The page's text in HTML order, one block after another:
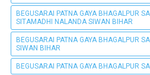
BEGUSARAI PATNA GAYA BHAGALPUR
SITAMADHI NALANDA SIWAN BIHAR
BEGUSARAI PATNA GAYA BHAGALPUR
SIWAN BIHAR
BEGUSARAI PATNA GAYA BHAGALPUR